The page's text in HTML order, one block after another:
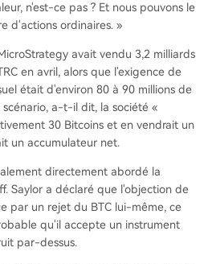
n'est-ce pas ? Et nous pouvons le
d'actions ordinaires. »
avait vendu 3,2 milliards
en avril, alors que l'exigence de
était d'environ 80 à 90 millions de
scénario, a-t-il dit, la société «
30 Bitcoins et en vendrait un
un accumulateur net.
directement abordé la
Saylor a déclaré que l'objection de
par un rejet du BTC lui-même, ce
qu'il accepte un instrument
par-dessus.